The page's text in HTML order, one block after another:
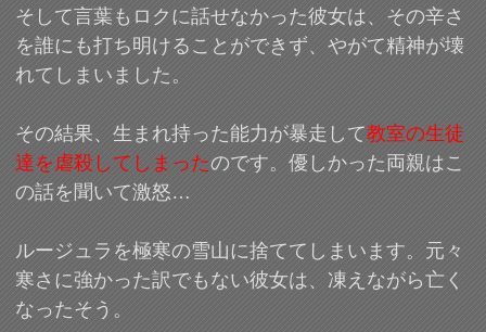
そして言葉もロクに話せなかった彼女は、その辛さ
を誰にも打ち明けることができず、やがて精神が壊
れてしまいました。
その結果、生まれ持った能力が暴走して教室の生徒
達を虐殺してしまったのです。優しかった両親はこ
の話を聞いて激怒…
ルージュラを極寒の雪山に捨ててしまいます。元々
寒さに強かった訳でもない彼女は、凍えながら亡く
なったそう。